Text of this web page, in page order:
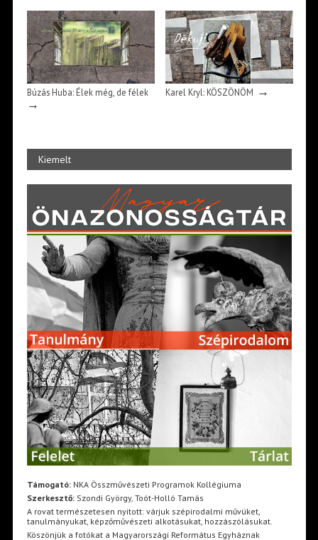
Búzás Huba: Élek még, de félek
→
Karel Kryl: KÖSZÖNÖM →
Kiemelt
Támogató:NKA Összművészeti Programok Kollégiuma
Szerkesztő:Szondi György, Toót-Holló Tamás
A rovat természetesen nyitott: várjuk szépirodalmi művüket,
tanulmányukat, képzőművészeti alkotásukat, hozzászólásukat.
Köszönjük a fotókat a Magyarországi Református Egyháznak